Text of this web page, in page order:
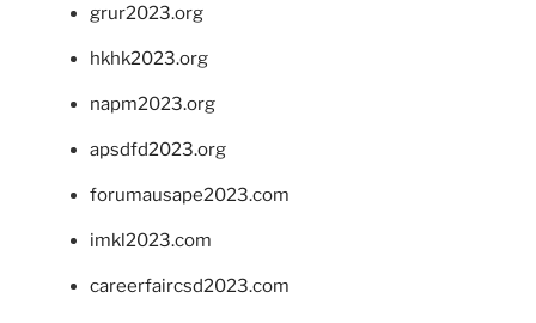
grur2023.org
hkhk2023.org
napm2023.org
apsdfd2023.org
forumausape2023.com
imkl2023.com
careerfaircsd2023.com